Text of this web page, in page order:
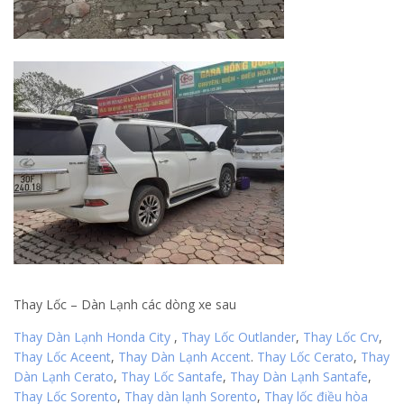
Thay Lốc – Dàn Lạnh các dòng xe sau
Thay Dàn Lạnh Honda City , Thay Lốc Outlander, Thay Lốc Crv,
Thay Lốc Aceent, Thay Dàn Lạnh Accent. Thay Lốc Cerato, Thay
Dàn Lạnh Cerato, Thay Lốc Santafe, Thay Dàn Lạnh Santafe,
Thay Lốc Sorento, Thay dàn lạnh Sorento, Thay lốc điều hòa